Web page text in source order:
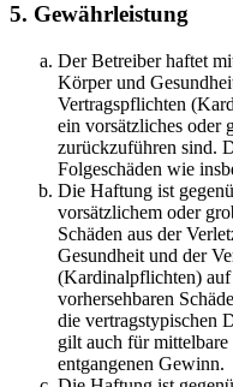
5. Gewährleistung
Der Betreiber haftet
Körper und
Vertragspflichten
ein vorsätzliches oder
zurückzuführen sind.
Folgeschäden wie
Die Haftung ist
vorsätzlichem oder
Schäden aus der
Gesundheit und der
(Kardinalpflichten) auf
vorhersehbaren
die vertragstypischen
gilt auch für mittelbare
entgangenen Gewinn.